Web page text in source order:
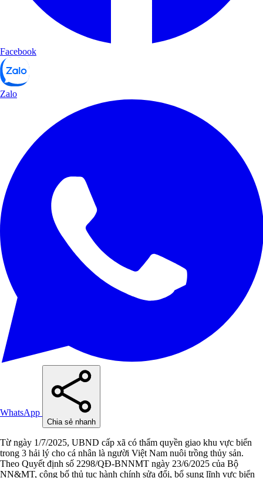
Facebook
Zalo
WhatsApp
Chia sẻ nhanh
Từ ngày 1/7/2025, UBND cấp xã có thẩm quyền giao khu vực biển
trong 3 hải lý cho cá nhân là người Việt Nam nuôi trồng thủy sản.
Theo Quyết định số 2298/QĐ-BNNMT ngày 23/6/2025 của Bộ
NN&MT, công bố thủ tục hành chính sửa đổi, bổ sung lĩnh vực biển